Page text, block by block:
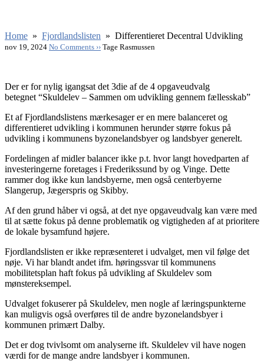
Home » Fjordlandslisten » Differentieret Decentral Udvikling
nov 19, 2024 No Comments ›› Tage Rasmussen
Der er for nylig igangsat det 3die af de 4 opgaveudvalg
betegnet “Skuldelev – Sammen om udvikling gennem fællesskab”
Et af Fjordlandslistens mærkesager er en mere balanceret og
differentieret udvikling i kommunen herunder større fokus på
udvikling i kommunens byzonelandsbyer og landsbyer generelt.
Fordelingen af midler balancer ikke p.t. hvor langt hovedparten af
investeringerne foretages i Frederikssund by og Vinge. Dette
rammer dog ikke kun landsbyerne, men også centerbyerne
Slangerup, Jægerspris og Skibby.
Af den grund håber vi også, at det nye opgaveudvalg kan være med
til at sætte fokus på denne problematik og vigtigheden af at prioritere
de lokale bysamfund højere.
Fjordlandslisten er ikke repræsenteret i udvalget, men vil følge det
nøje. Vi har blandt andet ifm. høringssvar til kommunens
mobilitetsplan haft fokus på udvikling af Skuldelev som
mønstereksempel.
Udvalget fokuserer på Skuldelev, men nogle af læringspunkterne
kan muligvis også overføres til de andre byzonelandsbyer i
kommunen primært Dalby.
Det er dog tvivlsomt om analyserne ift. Skuldelev vil have nogen
værdi for de mange andre landsbyer i kommunen.